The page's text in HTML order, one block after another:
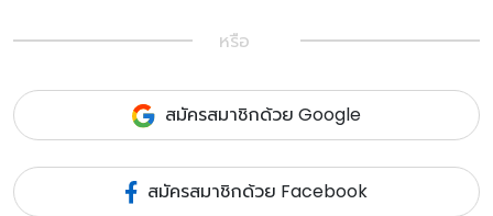
หรือ
สมัครสมาชิกด้วย Google
สมัครสมาชิกด้วย Facebook